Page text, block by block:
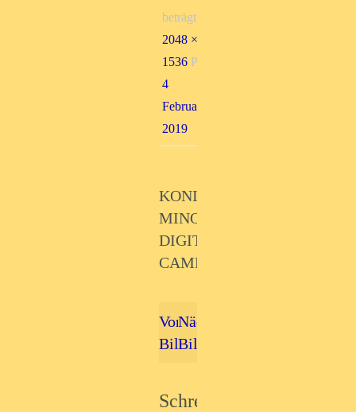
beträgt
2048 ×
1536 Pixel
4
Februar,
2019
KONICA
MINOLTA
DIGITAL
CAMERA
Vorheriges
Bild
Nächstes
Bild
Schreibe